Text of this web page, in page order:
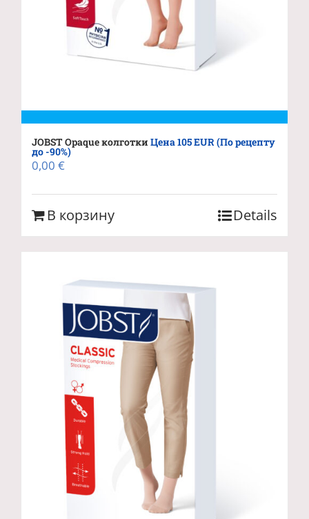
JOBST Opaque колготки Цена 105 EUR (По рецепту
до -90%)
0,00 €
В корзину Details